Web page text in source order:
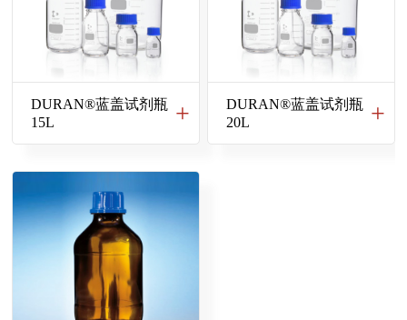
DURAN®蓝盖试剂瓶
15L
DURAN®蓝盖试剂瓶
20L